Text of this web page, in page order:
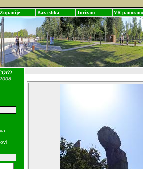
Županije Baza slika Turizam VR panorame